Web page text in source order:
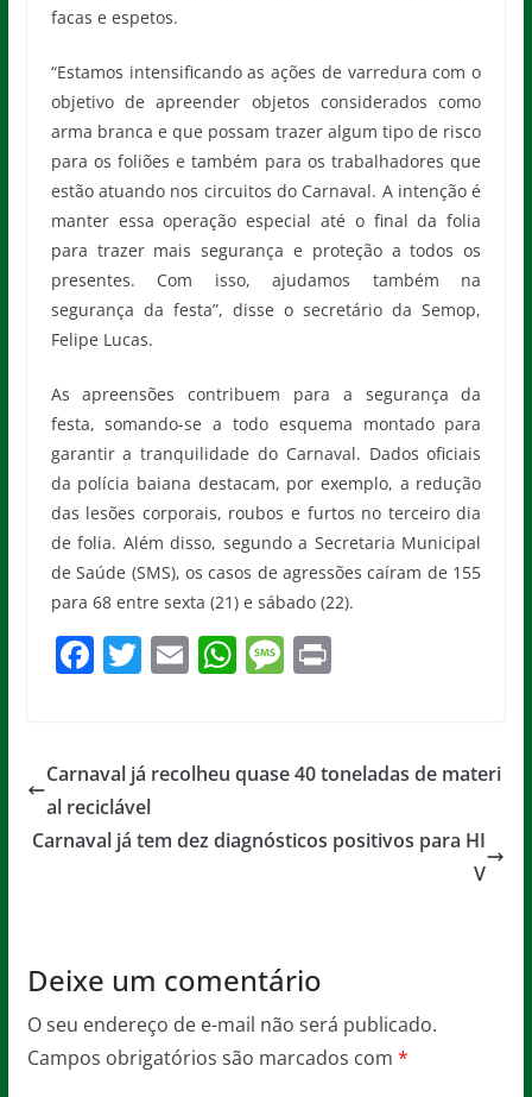
facas e espetos.
“Estamos intensificando as ações de varredura com o
objetivo de apreender objetos considerados como
arma branca e que possam trazer algum tipo de risco
para os foliões e também para os trabalhadores que
estão atuando nos circuitos do Carnaval. A intenção é
manter essa operação especial até o final da folia
para trazer mais segurança e proteção a todos os
presentes. Com isso, ajudamos também na
segurança da festa”, disse o secretário da Semop,
Felipe Lucas.
As apreensões contribuem para a segurança da
festa, somando-se a todo esquema montado para
garantir a tranquilidade do Carnaval. Dados oficiais
da polícia baiana destacam, por exemplo, a redução
das lesões corporais, roubos e furtos no terceiro dia
de folia. Além disso, segundo a Secretaria Municipal
de Saúde (SMS), os casos de agressões caíram de 155
para 68 entre sexta (21) e sábado (22).
F
e
b
o
T
er
E
l
W
s
p
M
a
e
Pr
Carnaval já recolheu quase 40 toneladas de materi
al reciclável
Carnaval já tem dez diagnósticos positivos para HI
V
Deixe um comentário
O seu endereço de e-mail não será publicado.
Campos obrigatórios são marcados com *